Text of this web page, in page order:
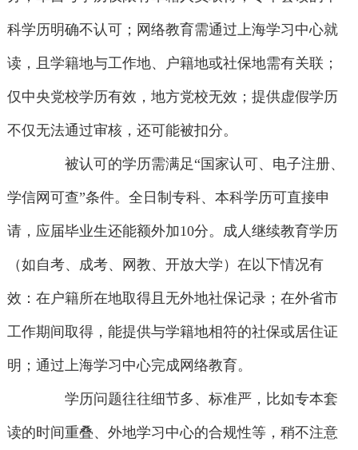
科学历明确不认可；网络教育需通过上海学习中心就
读，且学籍地与工作地、户籍地或社保地需有关联；
仅中央党校学历有效，地方党校无效；提供虚假学历
不仅无法通过审核，还可能被扣分。
被认可的学历需满足“国家认可、电子注册、
学信网可查”条件。全日制专科、本科学历可直接申
请，应届毕业生还能额外加10分。成人继续教育学历
（如自考、成考、网教、开放大学）在以下情况有
效：在户籍所在地取得且无外地社保记录；在外省市
工作期间取得，能提供与学籍地相符的社保或居住证
明；通过上海学习中心完成网络教育。
学历问题往往细节多、标准严，比如专本套
读的时间重叠、外地学习中心的合规性等，稍不注意